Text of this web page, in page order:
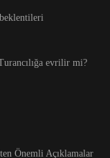
evrilir mi?
Önemli Açıklamalar